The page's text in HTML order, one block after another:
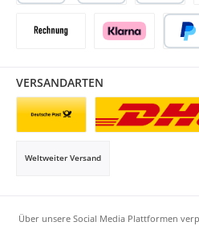
VERSANDARTEN
Weltweiter Versand
SEPA
Über unsere Social Media Plattformen